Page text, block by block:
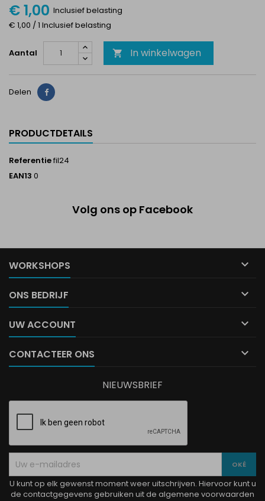
€ 1,00 Inclusief belasting
€ 1,00 / 1 Inclusief belasting
Aantal  In winkelwagen
Delen Delen
PRODUCTDETAILS
Referentiefil24
EAN13 0
Volg ons op Facebook
WORKSHOPS 
ONS BEDRIJF 
UW ACCOUNT 
CONTACTEER ONS 
NIEUWSBRIEF
U kunt op elk gewenst moment weer uitschrijven. Hiervoor kunt u
de contactgegevens gebruiken uit de algemene voorwaarden